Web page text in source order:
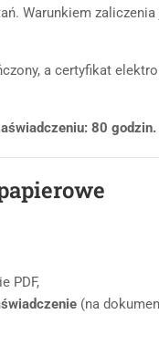
Warunkiem
a certyfikat
80 godzin.
PDF,
(na